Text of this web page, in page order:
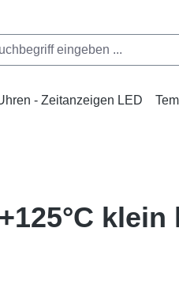
- Zeitanzeigen LED